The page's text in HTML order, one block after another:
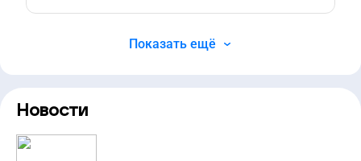
Показать ещё
Новости